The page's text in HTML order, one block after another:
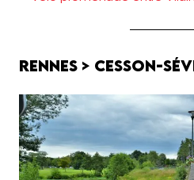
Rennes > Cesson-